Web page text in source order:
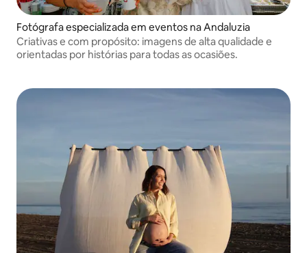
Fotógrafa especializada em eventos na Andaluzia
Criativas e com propósito: imagens de alta qualidade e
orientadas por histórias para todas as ocasiões.